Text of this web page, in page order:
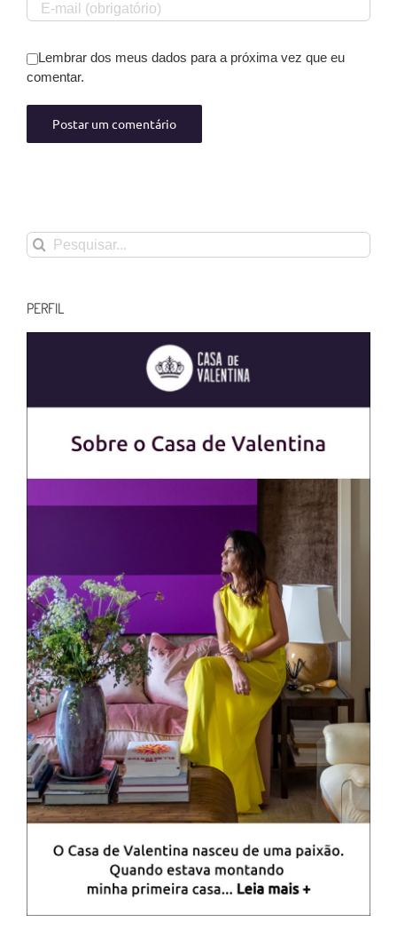
Lembrar dos meus dados para a próxima vez que eu
comentar.
Buscar
resultados
PERFIL